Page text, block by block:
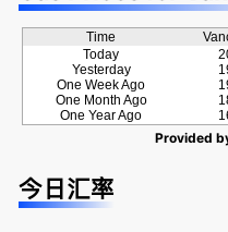
Time
Today
Yesterday
One Week Ago
One Month Ago
One Year Ago
Provided
今日汇率